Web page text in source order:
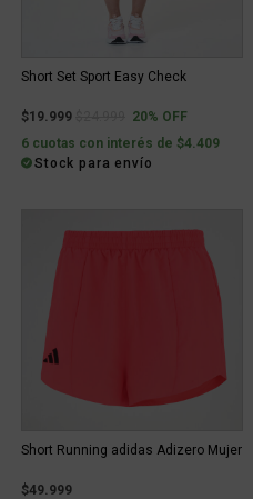
Short Set Sport Easy Check
$19.999 Price reduced from
to20% OFF
6 cuotas con interés de $4.409
Stock para envío
Short Running adidas Adizero Mujer
$49.999